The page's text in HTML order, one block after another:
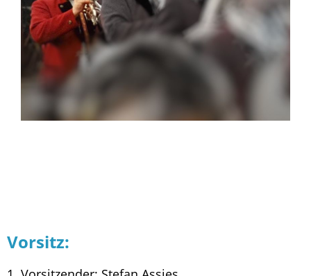
Vorsitz: